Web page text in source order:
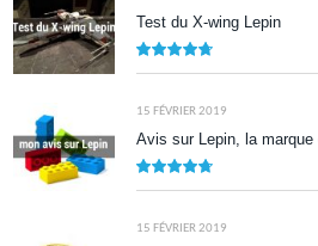
Test du X-wing Lepin
15 FÉVRIER 2019
Avis sur Lepin, la
15 FÉVRIER 2019